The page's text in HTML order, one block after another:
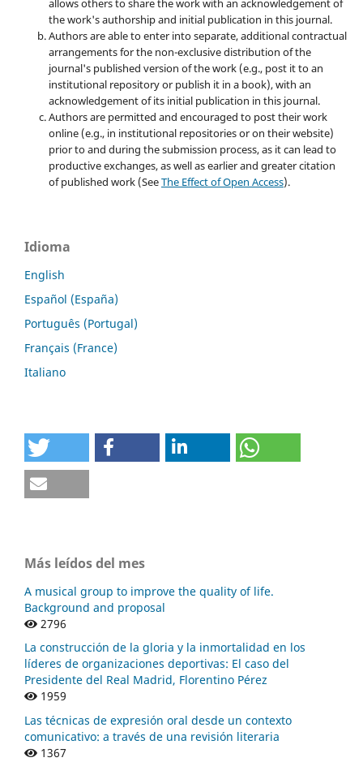
allows others to share the work with an acknowledgement of
the work's authorship and initial publication in this journal.
Authors are able to enter into separate, additional contractual
arrangements for the non-exclusive distribution of the
journal's published version of the work (e.g., post it to an
institutional repository or publish it in a book), with an
acknowledgement of its initial publication in this journal.
Authors are permitted and encouraged to post their work
online (e.g., in institutional repositories or on their website)
prior to and during the submission process, as it can lead to
productive exchanges, as well as earlier and greater citation
of published work (SeeThe Effect of Open Access).
Idioma
English
Español (España)
Português (Portugal)
Français (France)
Italiano
Más leídos del mes
A musical group to improve the quality of life.
Background and proposal
2796
La construcción de la gloria y la inmortalidad en los
líderes de organizaciones deportivas: El caso del
Presidente del Real Madrid, Florentino Pérez
1959
Las técnicas de expresión oral desde un contexto
comunicativo: a través de una revisión literaria
1367